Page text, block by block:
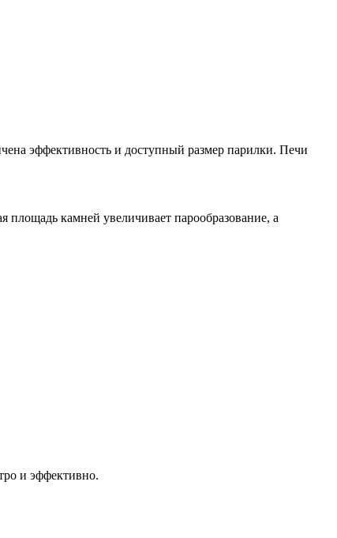
эффективность и доступный размер парилки. Печи
камней увеличивает парообразование, а
и эффективно.